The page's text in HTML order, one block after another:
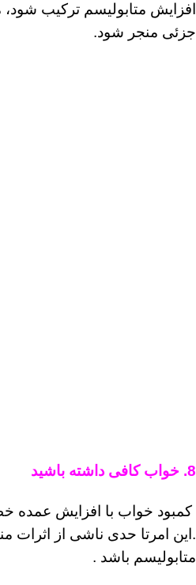
افزایش متابولیسم ترکیب
جزئی منجر شود.
8. خواب کافی داشته باشید
کمبود خواب با افزایش عمده
.این امرتا حدی ناشی از اثرات
متابولیسم باشد .